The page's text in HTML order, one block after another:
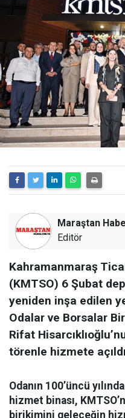
Maraştan
Editör
Kahramanmaraş
(KMTSO) 6 Şubat
yeniden inşa edilen
Odalar ve Borsalar
Rifat
törenle hizmete
Odanın 100’üncü
hizmet binası,
birikimini geleceğin